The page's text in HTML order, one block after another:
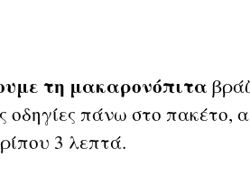
τη μακαρονόπιτα
οδηγίες πάνω στο πακέτο,
3 λεπτά.